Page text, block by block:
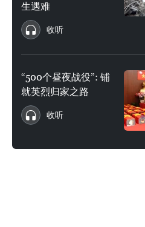
生遇难
收听
“500个昼夜战役”: 铺
就英烈归家之路
收听